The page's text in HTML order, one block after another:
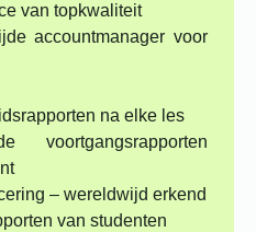
van topkwaliteit
accountmanager voor
na elke les
voortgangsrapporten
– wereldwijd erkend
van studenten